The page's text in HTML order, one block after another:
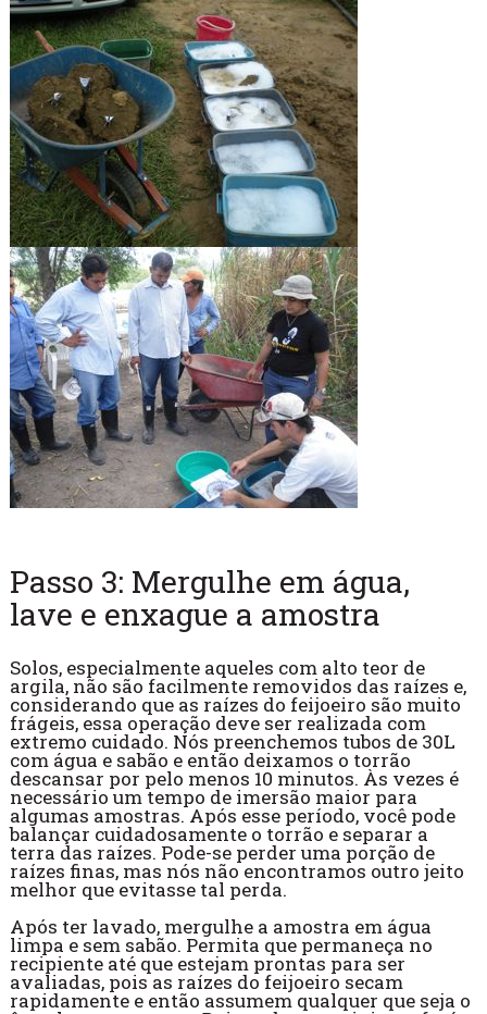
Passo 3: Mergulhe em água,
lave e enxague a amostra
Solos, especialmente aqueles com alto teor de
argila, não são facilmente removidos das raízes e,
considerando que as raízes do feijoeiro são muito
frágeis, essa operação deve ser realizada com
extremo cuidado. Nós preenchemos tubos de 30L
com água e sabão e então deixamos o torrão
descansar por pelo menos 10 minutos. Às vezes é
necessário um tempo de imersão maior para
algumas amostras. Após esse período, você pode
balançar cuidadosamente o torrão e separar a
terra das raízes. Pode-se perder uma porção de
raízes finas, mas nós não encontramos outro jeito
melhor que evitasse tal perda.
Após ter lavado, mergulhe a amostra em água
limpa e sem sabão. Permita que permaneça no
recipiente até que estejam prontas para ser
avaliadas, pois as raízes do feijoeiro secam
rapidamente e então assumem qualquer que seja o